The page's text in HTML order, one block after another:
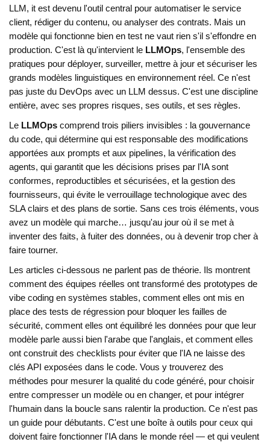
LLM , it est devenu l'outil central pour automatiser le service
client, rédiger du contenu, ou analyser des contrats. Mais un
modèle qui fonctionne bien en test ne vaut rien s'il s'effondre en
production. C'est là qu'intervient le LLMOps, l'ensemble des
pratiques pour déployer, surveiller, mettre à jour et sécuriser les
grands modèles linguistiques en environnement réel . Ce n'est
pas juste du DevOps avec un LLM dessus. C'est une discipline
entière, avec ses propres risques, ses outils, et ses règles.
Le LLMOps comprend trois piliers invisibles : la gouvernance
du code, qui détermine qui est responsable des modifications
apportées aux prompts et aux pipelines, la vérification des
agents, qui garantit que les décisions prises par l'IA sont
conformes, reproductibles et sécurisées, et la gestion des
fournisseurs, qui évite le verrouillage technologique avec des
SLA clairs et des plans de sortie. Sans ces trois éléments, vous
avez un modèle qui marche… jusqu'au jour où il se met à
inventer des faits, à fuiter des données, ou à devenir trop cher à
faire tourner.
Les articles ci-dessous ne parlent pas de théorie. Ils montrent
comment des équipes réelles ont transformé des prototypes de
vibe coding en systèmes stables, comment elles ont mis en
place des tests de régression pour bloquer les failles de
sécurité, comment elles ont équilibré les données pour que leur
modèle parle aussi bien l'arabe que l'anglais, et comment elles
ont construit des checklists pour éviter que l'IA ne laisse des
clés API exposées dans le code. Vous y trouverez des
méthodes pour mesurer la qualité du code généré, pour choisir
entre compresser un modèle ou en changer, et pour intégrer
l'humain dans la boucle sans ralentir la production. Ce n'est pas
un guide pour débutants. C'est une boîte à outils pour ceux qui
doivent faire fonctionner l'IA dans le monde réel — et qui veulent